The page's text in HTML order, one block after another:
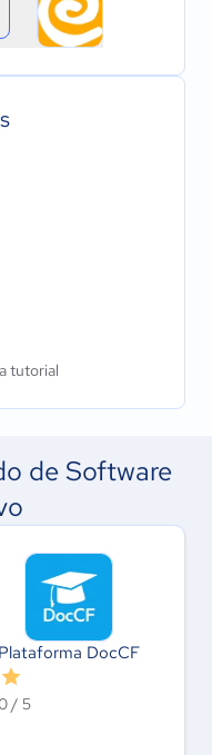
tutorial
de Software
Plataforma DocCF
/ 5